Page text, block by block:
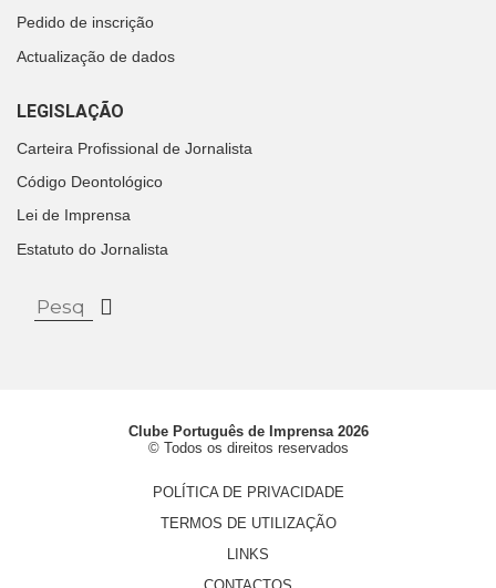
Pedido de inscrição
Actualização de dados
LEGISLAÇÃO
Carteira Profissional de Jornalista
Código Deontológico
Lei de Imprensa
Estatuto do Jornalista
Clube Português de Imprensa 2026
© Todos os direitos reservados
POLÍTICA DE PRIVACIDADE
TERMOS DE UTILIZAÇÃO
LINKS